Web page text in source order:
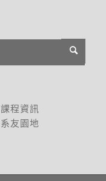
課程資訊
系友園地